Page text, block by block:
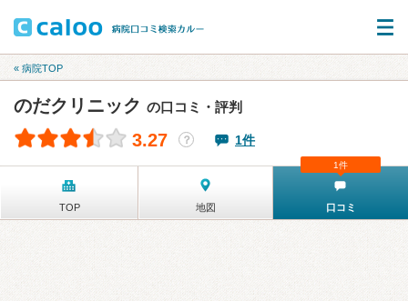
« 病院TOP
のだクリニック の口コミ・評判
3.27 ？ 1件
TOP 地図 口コミ
1件